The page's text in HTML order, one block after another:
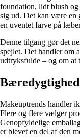
foundation, lidt blush
sig ud. Det kan være en
en uventet farve på
Denne tilgang gør det
spejlet. Det handler om
udtryksfulde – og om at
Makeuptrends handler
Flere og flere vælger
Genopfyldelige
er blevet en del af den